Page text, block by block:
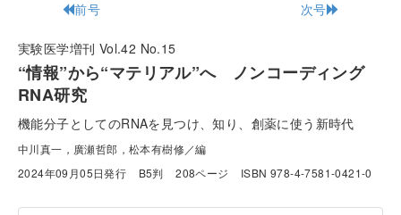
前号 次号
実験医学増刊 Vol.42 No.15
“情報”から“マテリアル”へ ノンコーディング
RNA研究
機能分子としてのRNAを見つけ、知り、創薬に使う新時代
中川真一，廣瀬哲郎，松本有樹修／編
2024年09月05日発行
B5判 208ページ ISBN 978-4-7581-0421-0